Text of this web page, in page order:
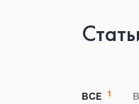
ВСЕ 1